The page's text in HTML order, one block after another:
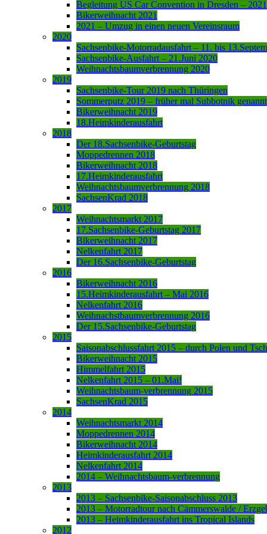
Begleitung US Car Convention in Dresden – 2021
Bikerweihnacht 2021
2021 – Umzug in einen neuen Vereinsraum
2020
Sachsenbike-Motorradausfahrt – 11. bis
Sachsenbike-Ausfahrt – 21.Juni 2020
Weihnachtsbaumverbrennung 2020
2019
Sachsenbike-Tour 2019 nach Thüringen
Sommerputz 2019 – früher mal Subbotnik genannt
Bikerweihnacht 2019
18.Heimkinderausfahrt
2018
Der 18.Sachsenbike-Geburtstag
Moppedrennen 2018
Bikerweihnacht 2018
17.Heimkinderausfahrt
Weihnachtsbaumverbrennung 2018
SachsenKrad 2018
2017
Weihnachtsmarkt 2017
17.Sachsenbike-Geburtstag 2017
Bikerweihnacht 2017
Nelkenfahrt 2017
Der 16.Sachsenbike-Geburtstag
2016
Bikerweihnacht 2016
15.Heimkinderausfahrt – Mai 2016
Nelkenfahrt 2016
Weihnachstbaumverbrennung 2016
Der 15.Sachsenbike-Geburtstag
2015
Saisonabschlussfahrt 2015 – durch Polen und
Bikerweihnacht 2015
Himmelfahrt 2015
Nelkenfahrt 2015 – 01.Mai!
Weihnachtsbaum-verbrennung 2015
SachsenKrad 2015
2014
Weihnachtsmarkt 2014
Moppedrennen 2014
Bikerweihnacht 2014
Heimkinderausfahrt 2014
Nelkenfahrt 2014
2014 – Weihnachtsbaum-verbrennung
2013
2013 – Sachsenbike-Saisonabschluss 2013
2013 – Motorradtour nach Cämmerswalde /
2013 – Heimkinderausfahrt ins Tropical Islands
2012